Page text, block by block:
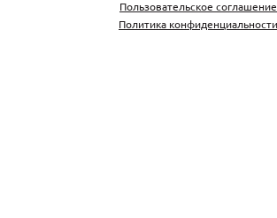
Пользовательское соглашение
Политика конфиденциальности